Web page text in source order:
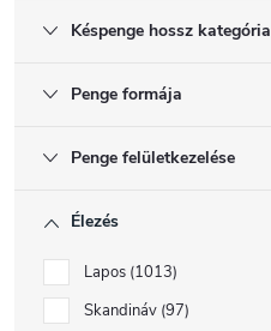
Késpenge hossz kategória
Penge formája
Penge felületkezelése
Élezés
Lapos 1013
Skandináv 97